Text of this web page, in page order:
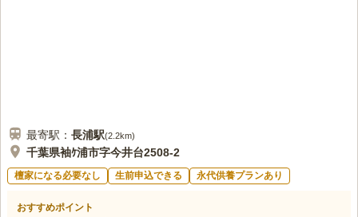
最寄駅： 長浦駅(2.2km)
千葉県袖ｹ浦市字今井台2508-2
檀家になる必要なし 生前申込できる 永代供養プランあり
おすすめポイント